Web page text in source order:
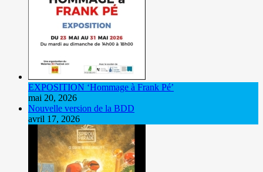
EXPOSITION ‘Hommage à Frank Pé’
mai 20, 2026
Nouvelle version de la BDD
avril 17, 2026